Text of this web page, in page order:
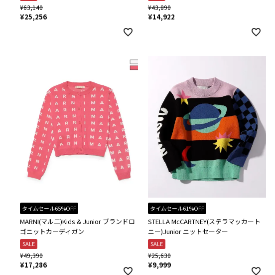
¥63,140
¥25,256
¥43,890
¥14,922
タイムセール65%OFF
MARNI(マル二)Kids & Junior ブランドロ
ゴニットカーディガン
SALE
¥49,390
¥17,286
タイムセール61%OFF
STELLA McCARTNEY(ステラマッカート
ニー)Junior ニットセーター
SALE
¥25,630
¥9,999